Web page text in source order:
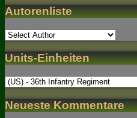
Autorenliste
Units-Einheiten
Neueste Kommentare